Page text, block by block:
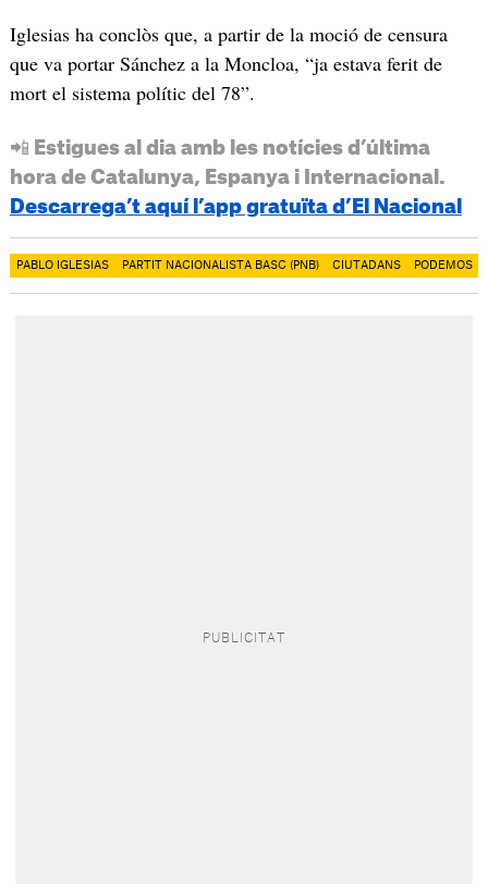
Iglesias ha conclòs que, a partir de la moció de censura
que va portar Sánchez a la Moncloa, “ja estava ferit de
mort el sistema polític del 78”.
📲 Estigues al dia amb les notícies d’última
hora de Catalunya, Espanya i Internacional.
Descarrega’t aquí l’app gratuïta d’El Nacional
PABLO IGLESIAS PARTIT NACIONALISTA BASC (PNB) CIUTADANS PODEMOS